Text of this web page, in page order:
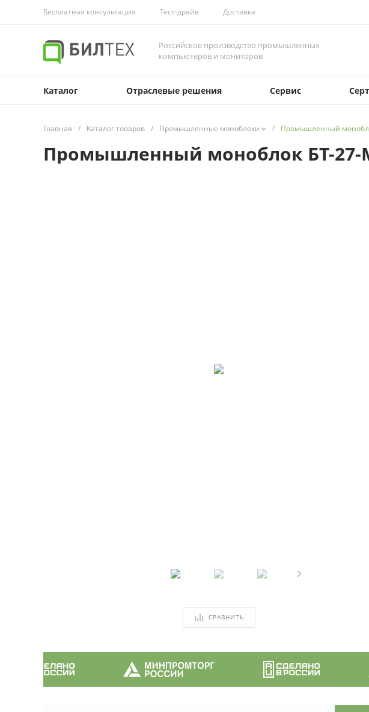
Бесплатная консультация Тест-драйв Доставка
Российское производство промышленных
компьютеров и мониторов
Каталог Отраслевые решения Сервис
Главная / Каталог товаров / Промышленные моноблоки / Промышленный
Промышленный моноблок БТ-27-
СРАВНИТЬ